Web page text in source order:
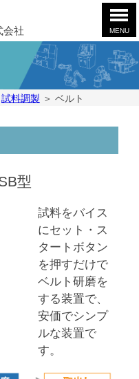
MENU
会社
試料調製 ＞ ベルト
型
試料をバイス
にセット・ス
タートボタン
を押すだけで
ベルト研磨を
する装置で、
安価でシンプ
ルな装置で
す。